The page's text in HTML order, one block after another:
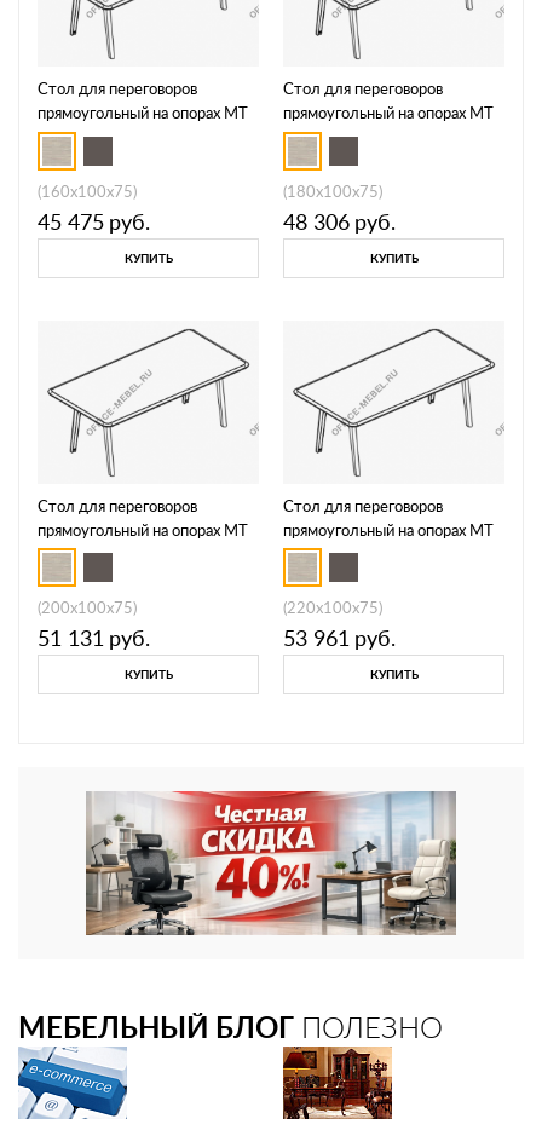
Стол для переговоров
прямоугольный на опорах МТ
МР Б1Б 149
(160x100x75)
45 475 руб.
КУПИТЬ
Стол для переговоров
прямоугольный на опорах МТ
МР Б1Б 150
(180x100x75)
48 306 руб.
КУПИТЬ
Стол для переговоров
прямоугольный на опорах МТ
МР Б1Б 151
(200x100x75)
51 131 руб.
КУПИТЬ
Стол для переговоров
прямоугольный на опорах МТ
МР Б1Б 152
(220x100x75)
53 961 руб.
КУПИТЬ
МЕБЕЛЬНЫЙ БЛОГ ПОЛЕЗНО